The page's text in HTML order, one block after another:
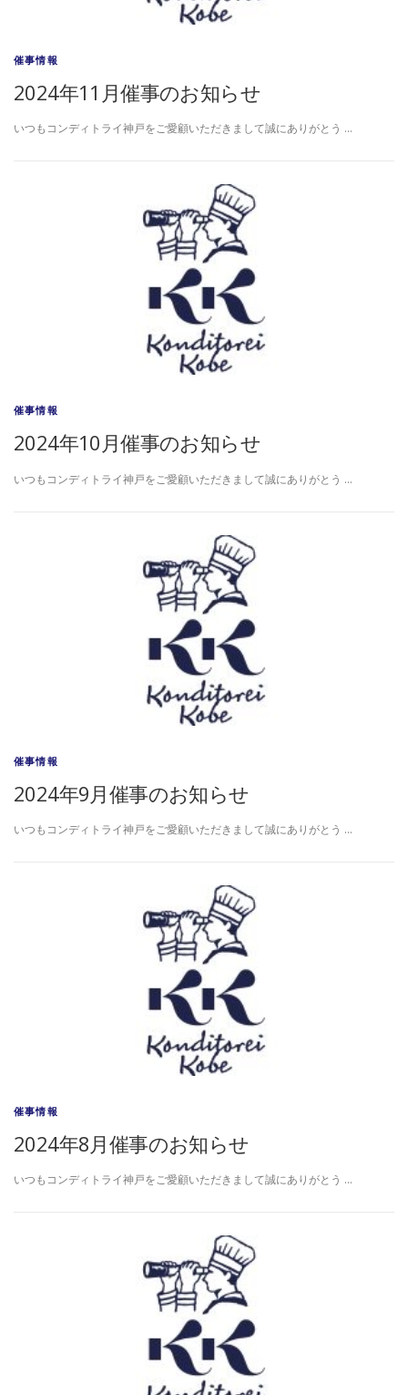
催事情報
2024年11月催事のお知らせ
いつもコンディトライ神戸をご愛顧いただきまして誠にありがとう …
催事情報
2024年10月催事のお知らせ
いつもコンディトライ神戸をご愛顧いただきまして誠にありがとう …
催事情報
2024年9月催事のお知らせ
いつもコンディトライ神戸をご愛顧いただきまして誠にありがとう …
催事情報
2024年8月催事のお知らせ
いつもコンディトライ神戸をご愛顧いただきまして誠にありがとう …